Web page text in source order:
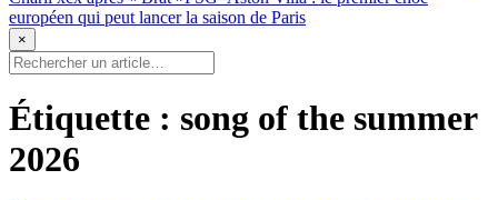
européen qui peut lancer la saison de Paris
×
Étiquette : song of the summer
2026